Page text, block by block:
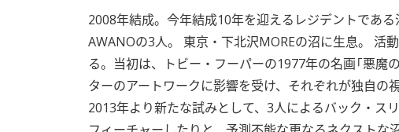
2008年結成。今年結成10年を迎えるレジデントであ
AWANOの3人。 東京・下北沢MOREの沼に生息。 活
る。当初は、トビー・フーパーの1977年の名画「悪魔
ターのアートワークに影響を受け、それぞれが独自の
2013年より新たな試みとして、3人によるバック・ス